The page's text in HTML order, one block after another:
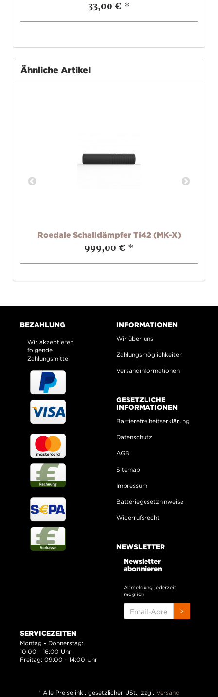
33,00 € *
Ähnliche Artikel
Roedale Schalldämpfer Ti42 (MK-X)
999,00 € *
BEZAHLUNG
Wir akzeptieren
folgende
Zahlungsmittel
INFORMATIONEN
Wir über uns
Zahlungsmöglichkeiten
Versandinformationen
GESETZLICHE
INFORMATIONEN
Barrierefreiheitserklärung
Datenschutz
AGB
Sitemap
Impressum
Batteriegesetzhinweise
Widerrufsrecht
NEWSLETTER
Newsletter
abonnieren
Abmeldung jederzeit
möglich
ADRESSE
>
SERVICEZEITEN
Montag - Donnerstag:
10:00 - 16:00 Uhr
Freitag: 09:00 - 14:00 Uhr
* Alle Preise inkl. gesetzlicher USt., zzgl. Versand